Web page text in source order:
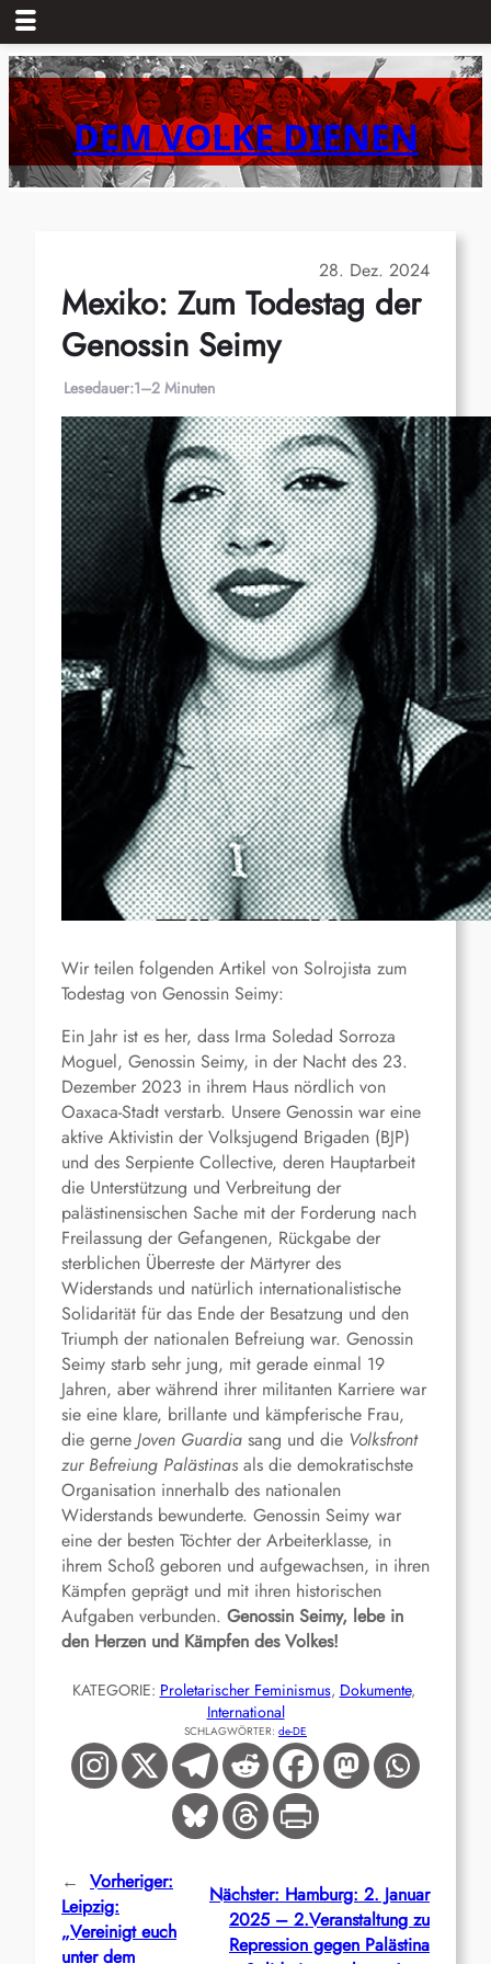
Zum
Inhalt
springenDEM VOLKE DIENEN
28. Dez. 2024
Mexiko: Zum Todestag der
Genossin Seimy
Lesedauer:1–2 Minuten
Wir teilen folgenden Artikel von Solrojista zum
Todestag von Genossin Seimy:
Ein Jahr ist es her, dass Irma Soledad Sorroza
Moguel, Genossin Seimy, in der Nacht des 23.
Dezember 2023 in ihrem Haus nördlich von
Oaxaca-Stadt verstarb. Unsere Genossin war eine
aktive Aktivistin der Volksjugend Brigaden (BJP)
und des Serpiente Collective, deren Hauptarbeit
die Unterstützung und Verbreitung der
palästinensischen Sache mit der Forderung nach
Freilassung der Gefangenen, Rückgabe der
sterblichen Überreste der Märtyrer des
Widerstands und natürlich internationalistische
Solidarität für das Ende der Besatzung und den
Triumph der nationalen Befreiung war. Genossin
Seimy starb sehr jung, mit gerade einmal 19
Jahren, aber während ihrer militanten Karriere war
sie eine klare, brillante und kämpferische Frau,
die gerne Joven Guardia sang und die Volksfront
zur Befreiung Palästinas als die demokratischste
Organisation innerhalb des nationalen
Widerstands bewunderte. Genossin Seimy war
eine der besten Töchter der Arbeiterklasse, in
ihrem Schoß geboren und aufgewachsen, in ihren
Kämpfen geprägt und mit ihren historischen
Aufgaben verbunden. Genossin Seimy, lebe in
den Herzen und Kämpfen des Volkes!
KATEGORIE: Proletarischer Feminismus, Dokumente
International
SCHLAGWÖRTER: de-DE
← Vorheriger:
Leipzig:
„Vereinigt euch
unter dem
Nächster: Hamburg: 2. Januar
2025 – 2.Veranstaltung zu
Repression gegen Palästina